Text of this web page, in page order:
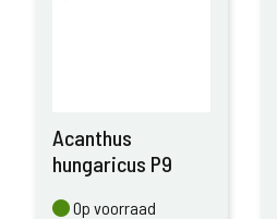
Acanthus
hungaricus P9
Op voorraad
Op voorraad